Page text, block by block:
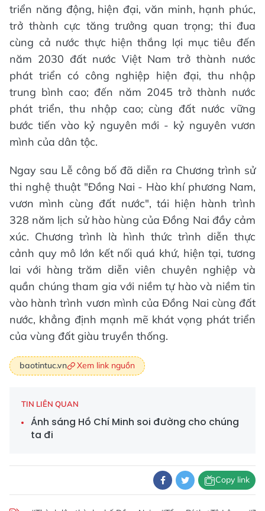
triển năng động, hiện đại, văn minh, hạnh phúc,
trở thành cực tăng trưởng quan trọng; thi đua
cùng cả nước thực hiện thắng lợi mục tiêu đến
năm 2030 đất nước Việt Nam trở thành nước
phát triển có công nghiệp hiện đại, thu nhập
trung bình cao; đến năm 2045 trở thành nước
phát triển, thu nhập cao; cùng đất nước vững
bước tiến vào kỷ nguyên mới - kỷ nguyên vươn
mình của dân tộc.
Ngay sau Lễ công bố đã diễn ra Chương trình sử
thi nghệ thuật "Đồng Nai - Hào khí phương Nam,
vươn mình cùng đất nước", tái hiện hành trình
328 năm lịch sử hào hùng của Đồng Nai đầy cảm
xúc. Chương trình là hình thức trình diễn thực
cảnh quy mô lớn kết nối quá khứ, hiện tại, tương
lai với hàng trăm diễn viên chuyên nghiệp và
quần chúng tham gia với niềm tự hào và niềm tin
vào hành trình vươn mình của Đồng Nai cùng đất
nước, khẳng định mạnh mẽ khát vọng phát triển
của vùng đất giàu truyền thống.
baotintuc.vn Xem link nguồn
TIN LIÊN QUAN
Ánh sáng Hồ Chí Minh soi đường cho chúng
ta đi
Copy link